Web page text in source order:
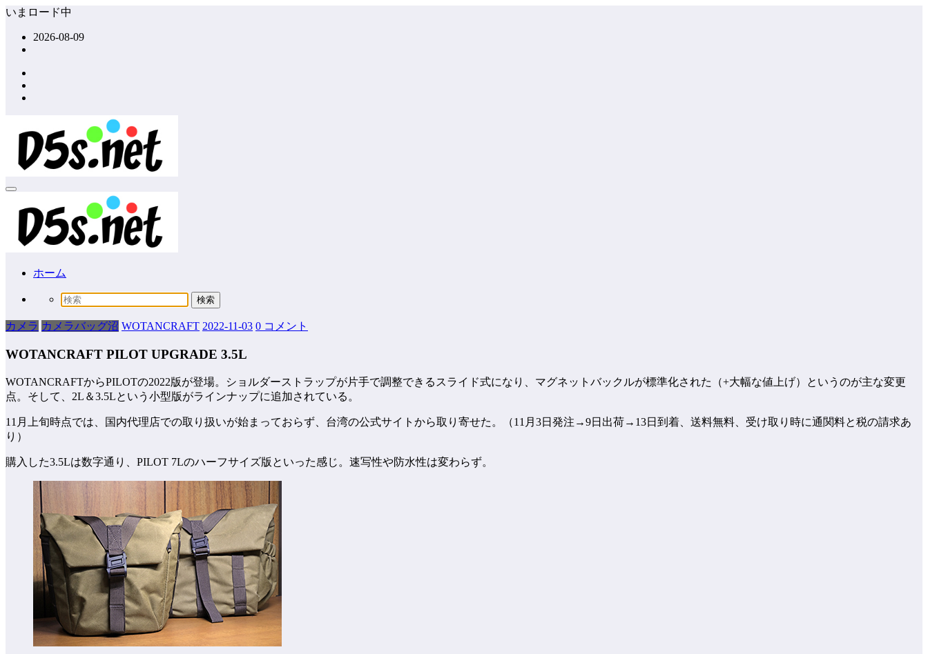
コ
いまロード中
2026-08-09
ホーム
カメラ カメラバッグ沼 WOTANCRAFT 2022-11-03 0 コメント
WOTANCRAFT PILOT UPGRADE 3.5L
WOTANCRAFTからPILOTの2022版が登場。ショルダーストラップが片手で調整できるスライド式になり、マグネットバックルが標準化された（+大幅な値上げ）というのが主な変更
点。そして、2L＆3.5Lという小型版がラインナップに追加されている。
11月上旬時点では、国内代理店での取り扱いが始まっておらず、台湾の公式サイトから取り寄せた。（11月3日発注→9日出荷→13日到着、送料無料、受け取り時に通関料と税の請求あ
り）
購入した3.5Lは数字通り、PILOT 7Lのハーフサイズ版といった感じ。速写性や防水性は変わらず。